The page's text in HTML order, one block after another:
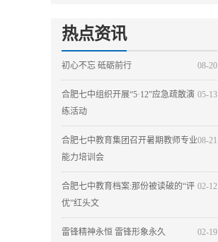
热点资讯
08-20
初心不忘 砥砺前行
05-13
合肥七中组织开展“5·12”应急疏散演
练活动
08-21
合肥七中教育集团召开暑期教师专业
能力培训会
02-12
合肥七中教育档案:那份被读破的“评
优”红头文
02-19
雷锋精神永恒 雷锋形象永久